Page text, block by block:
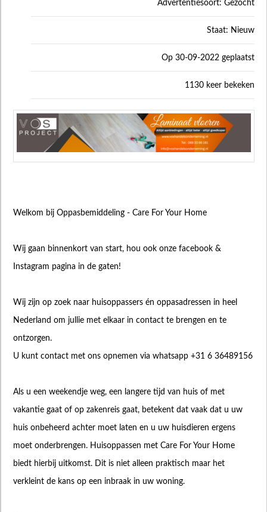
Advertentiesoort: Gezocht
Staat: Nieuw
Op 30-09-2022 geplaatst
1130 keer bekeken
Welkom bij Oppasbemiddeling - Care For Your Home
Wij gaan binnenkort van start, hou ook onze facebook &
Instagram pagina in de gaten!
Wij zijn op zoek naar huisoppassers én oppasadressen in heel
Nederland om jullie met elkaar in contact te brengen en te
ontzorgen.
U kunt contact met ons opnemen via whatsapp +31 6 36489156
Als u een weekendje weg, een langere tijd van huis of met
vakantie gaat of op zakenreis gaat, betekent dat vaak dat u uw
huis onbeheerd achter moet laten en u uw huisdieren ergens
moet onderbrengen. Huisoppassen met Care For Your Home
biedt hierbij uitkomst. Dit is niet alleen praktisch maar het
verkleint de kans op een inbraak in uw woning.